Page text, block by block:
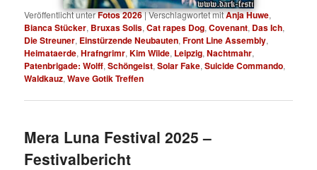
Veröffentlicht unterFotos 2026|Verschlagwortet mitAnja Huwe,
Bianca Stücker, Bruxas Solis,Cat rapes Dog,Covenant, Das Ich,
Die Streuner, Einstürzende Neubauten,Front Line Assembly,
Heimataerde,Hrafngrimr,Kim Wilde, Leipzig,Nachtmahr,
Patenbrigade: Wolff,Schöngeist,Solar Fake,Suicide Commando,
Waldkauz,Wave Gotik Treffen
Mera Luna Festival 2025 –
Festivalbericht